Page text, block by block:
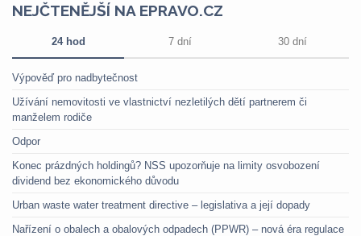
NEJČTENĚJŠÍ NA EPRAVO.CZ
24 hod 7 dní 30 dní
Výpověď pro nadbytečnost
Užívání nemovitosti ve vlastnictví nezletilých dětí partnerem či
manželem rodiče
Odpor
Konec prázdných holdingů? NSS upozorňuje na limity osvobození
dividend bez ekonomického důvodu
Urban waste water treatment directive – legislativa a její dopady
Nařízení o obalech a obalových odpadech (PPWR) – nová éra regulace